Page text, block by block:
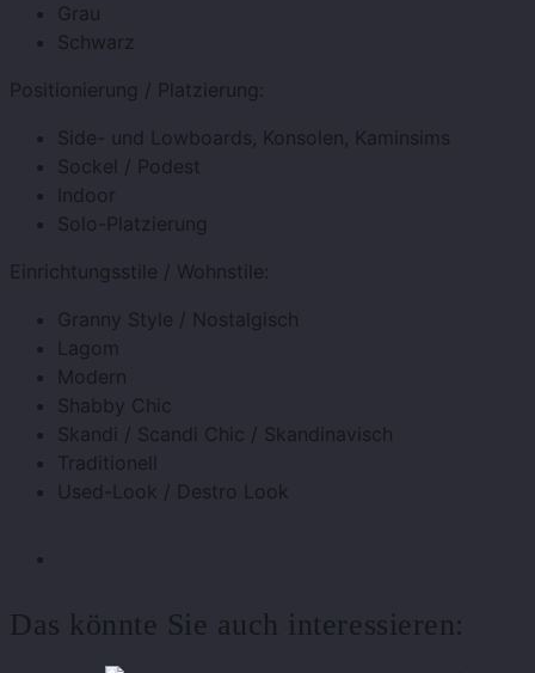
Grau
Schwarz
Positionierung / Platzierung:
Side- und Lowboards, Konsolen, Kaminsims
Sockel / Podest
Indoor
Solo-Platzierung
Einrichtungsstile / Wohnstile:
Granny Style / Nostalgisch
Lagom
Modern
Shabby Chic
Skandi / Scandi Chic / Skandinavisch
Traditionell
Used-Look / Destro Look
Das könnte Sie auch interessieren: